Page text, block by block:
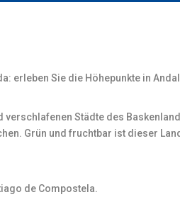
erleben Sie die Höhepunkte in
verschlafenen Städte des
Grün und fruchtbar ist dieser
de Compostela.